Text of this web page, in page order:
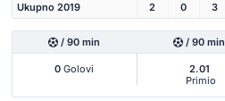
Ukupno 2019 2 0 3
/ 90 min / 90 min
0 Golovi
2.01
Primio